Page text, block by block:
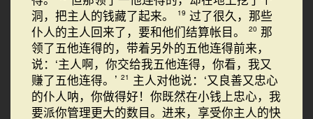
洞，把主人的钱藏了起来。
19 过了很久，那些
仆人的主人回来了，要和他们结算帐目。
20 那
领了五他连得的，带着另外的五他连得前来，
说：‘主人啊，你交给我五他连得，你看，我又
赚了五他连得。’ 21 主人对他说：‘又良善又忠心
的仆人呐，你做得好！你既然在小钱上忠心，我
要派你管理更大的数目。进来，享受你主人的快